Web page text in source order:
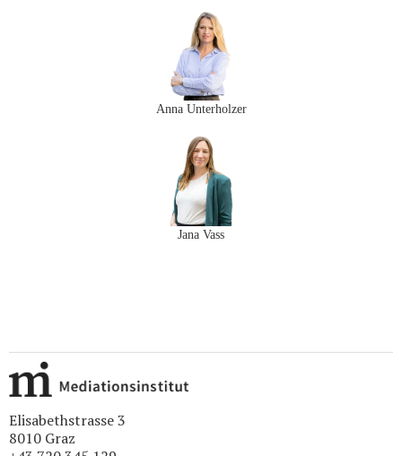
Anna Unterholzer
Jana Vass
Elisabethstrasse 3
8010 Graz